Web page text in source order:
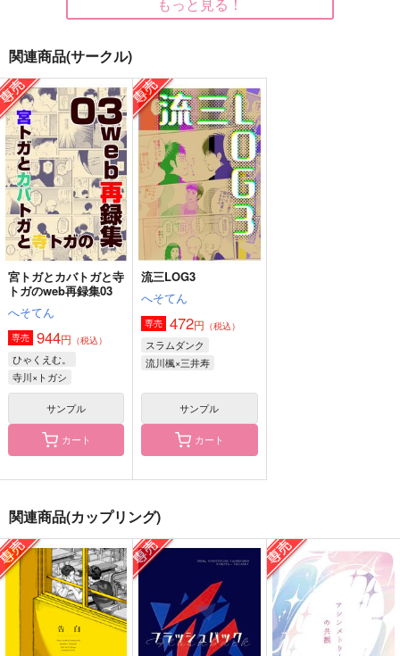
Title
+plus
858円（税込）
小宮×トガシ
サンプル
作品詳細
in a 10sec.
ひろよし＋seppo
1,494円 （税込）
小宮×トガシ
サンプル
作品詳細
ごめんね、小宮くん。
715円（税込）
小宮×トガシ
サンプル
作品詳細
幻走の追憶
865
小宮×トガシ
サンプル
作品詳細
小宮×トガシ
サンプル
作品詳細
関連商品(サークル)
宮トガとカバトガと寺
トガのweb再録集03
へそてん
専売 944円 （税込）
ひゃくえむ。
寺川×トガシ
サンプル
カート
流三LOG3
へそてん
専売 472円 （税込）
スラムダンク
流川楓×三井寿
サンプル
カート
関連商品(カップリング)